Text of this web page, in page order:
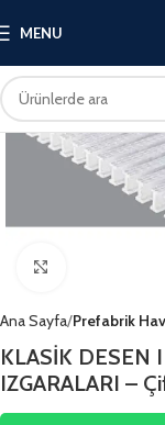
MENU
Ana Sayfa Prefabrik
KLASİK DESEN
IZGARALARI –